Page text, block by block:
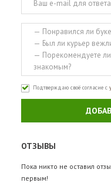
Подтверждаю своё согласие с
ОТЗЫВЫ
Пока никто не оставил
первым!